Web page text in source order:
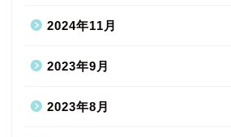
2024年11月
2023年9月
2023年8月